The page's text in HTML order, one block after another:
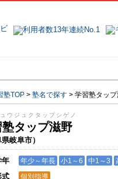
塾TOP > 塾名で探す > 学習塾タッ
ュウジュクタップシゲノ
塾タップ滋野
県岐阜市）
年 年少～年長 小1～6 中1～3
式 個別指導